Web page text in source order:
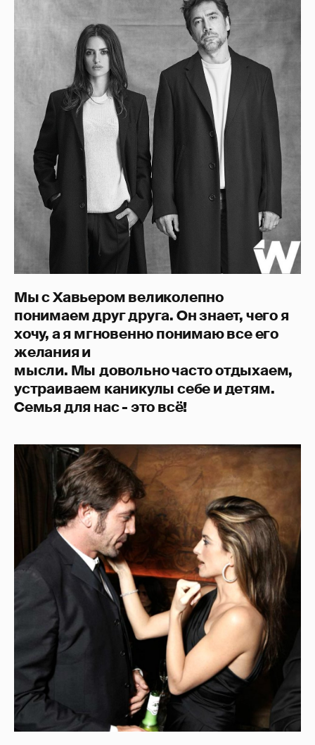
Мы с Хавьером великолепно
понимаем друг друга. Он знает, чего я
хочу, а я мгновенно понимаю все его
желания и
мысли. Мы довольно часто отдыхаем,
устраиваем каникулы себе и детям.
Семья для нас - это всё!